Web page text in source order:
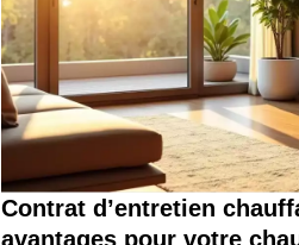
Contrat d’entretien
avantages pour votre